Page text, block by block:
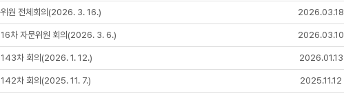
원 전체회의(2026. 3. 16.) 2026.03.18
16차 자문위원 회의(2026. 3. 6.) 2026.03.10
143차 회의(2026. 1. 12.) 2026.01.13
142차 회의(2025. 11. 7.) 2025.11.12